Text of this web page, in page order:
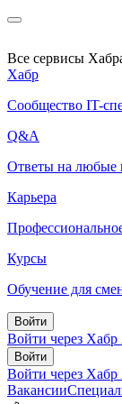
Все сервисы
Хабр
Сообщество IT-
Q&A
Ответы на любые
Карьера
Курсы
Обучение для
Войти
Войти через Хабр
Войти
Войти через Хабр
Вакансии